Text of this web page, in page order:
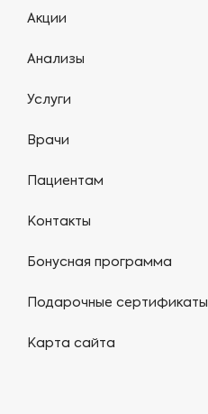
Акции
Анализы
Услуги
Врачи
Пациентам
Контакты
Бонусная программа
Подарочные сертификаты
Карта сайта